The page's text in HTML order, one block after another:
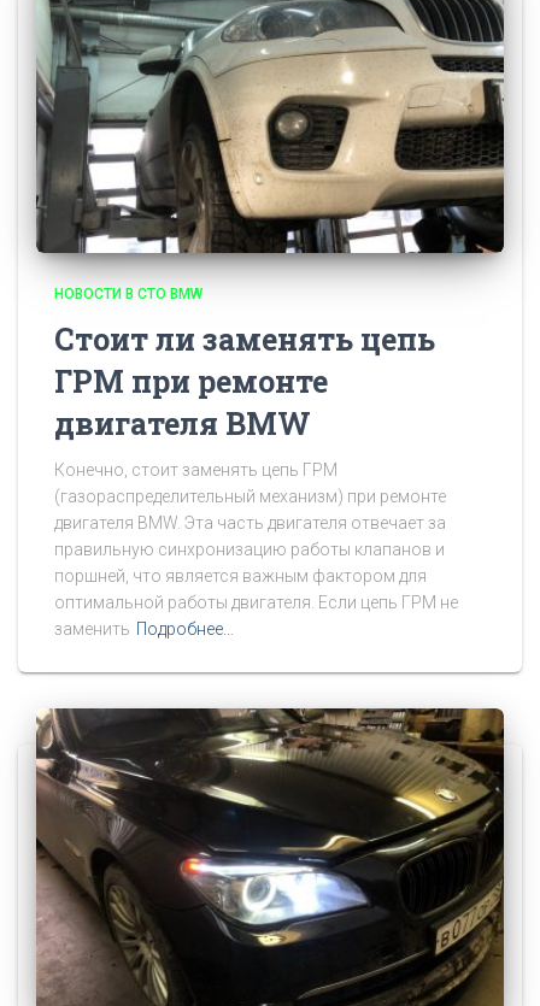
НОВОСТИ В СТО BMW
Стоит ли заменять цепь
ГРМ при ремонте
двигателя BMW
Конечно, стоит заменять цепь ГРМ
(газораспределительный механизм) при ремонте
двигателя BMW. Эта часть двигателя отвечает за
правильную синхронизацию работы клапанов и
поршней, что является важным фактором для
оптимальной работы двигателя. Если цепь ГРМ не
заменить Подробнее…